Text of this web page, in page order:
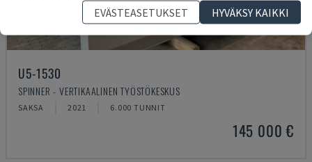
U5-1530
SPINNER - VERTIKAALINEN TYÖSTÖKESKUS
SAKSA 2021 6.000 TUNNIT
145 000 €
EVÄSTEASETUKSET
HYVÄKSY KAIKKI